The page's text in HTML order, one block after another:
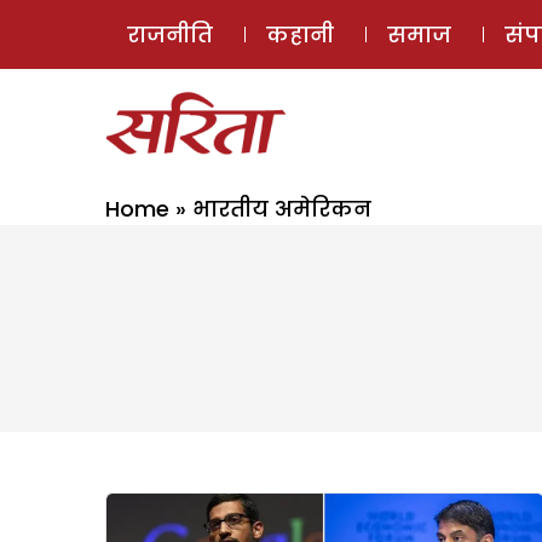
राजनीति कहानी समाज
Home » भारतीय अमेरिकन